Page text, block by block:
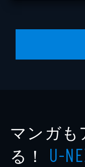
マンガも
る！ U-